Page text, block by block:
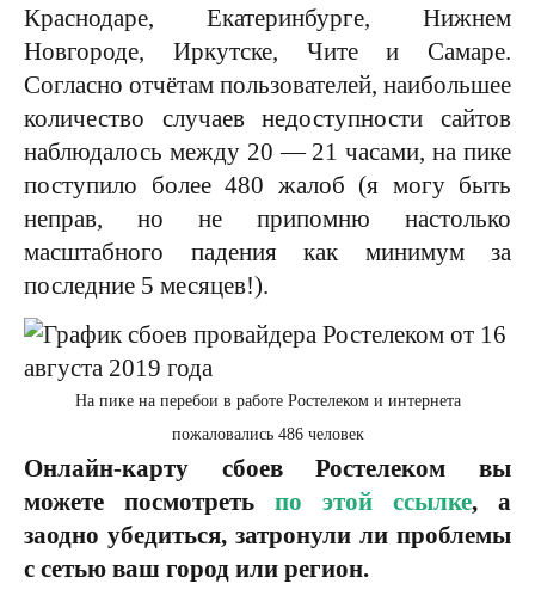
Краснодаре, Екатеринбурге, Нижнем
Новгороде, Иркутске, Чите и Самаре.
Согласно отчётам пользователей, наибольшее
количество случаев недоступности сайтов
наблюдалось между 20 — 21 часами, на пике
поступило более 480 жалоб (я могу быть
неправ, но не припомню настолько
масштабного падения как минимум за
последние 5 месяцев!).
На пике на перебои в работе Ростелеком и интернета
пожаловались 486 человек
Онлайн-карту сбоев Ростелеком вы
можете посмотреть по этой ссылке, а
заодно убедиться, затронули ли проблемы
с сетью ваш город или регион.